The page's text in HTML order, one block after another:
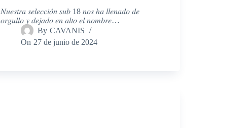
𝑁𝑢𝑒𝑠𝑡𝑟𝑎 𝑠𝑒𝑙𝑒𝑐𝑐𝑖𝑜́𝑛 𝑠𝑢𝑏 18 𝑛𝑜𝑠 ℎ𝑎 𝑙𝑙𝑒𝑛𝑎𝑑𝑜 𝑑𝑒
𝑜𝑟𝑔𝑢𝑙𝑙𝑜 𝑦 𝑑𝑒𝑗𝑎𝑑𝑜 𝑒𝑛 𝑎𝑙𝑡𝑜 𝑒𝑙 𝑛𝑜𝑚𝑏𝑟𝑒…
By CAVANIS
On 27 de junio de 2024